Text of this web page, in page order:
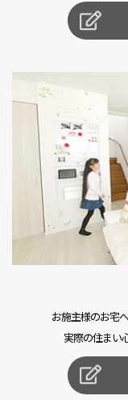
お施主様のお宅
実際の住まい